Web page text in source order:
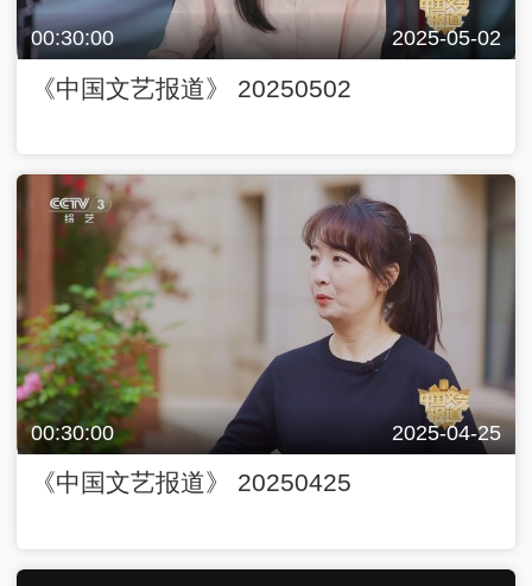
00:30:00 2025-05-02
《中国文艺报道》 20250502
00:30:00 2025-04-25
《中国文艺报道》 20250425